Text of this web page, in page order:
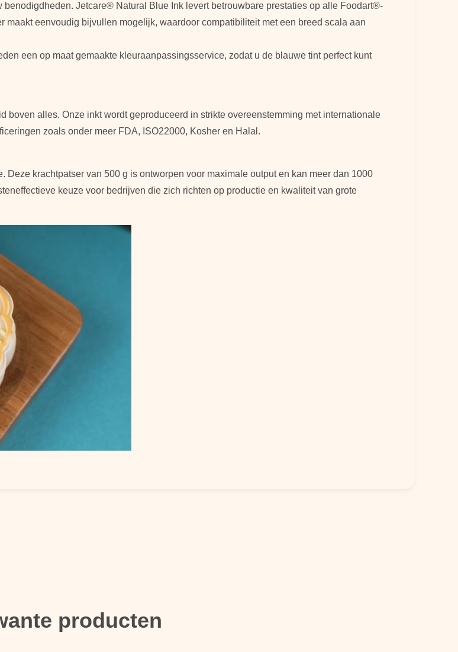
Jetcare® Natural Blue Ink levert betrouwbare prestaties op alle Foodart®-
maakt eenvoudig bijvullen mogelijk, waardoor compatibiliteit met een breed scala aan
een op maat gemaakte kleuraanpassingsservice, zodat u de blauwe tint perfect kunt
alles. Onze inkt wordt geproduceerd in strikte overeenstemming met internationale
zoals onder meer FDA, ISO22000, Kosher en Halal.
krachtpatser van 500 g is ontworpen voor maximale output en kan meer dan 1000
keuze voor bedrijven die zich richten op productie en kwaliteit van grote
producten